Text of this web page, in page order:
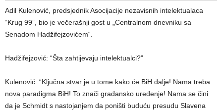
Adil Kulenović, predsjednik Asocijacije nezavisnih intelektualaca
“Krug 99”, bio je večerašnji gost u „Centralnom dnevniku sa
Senadom Hadžifejzovićem“.
Hadžifejzović: “Šta zahtijevaju intelektualci?”
Kulenović: “Ključna stvar je u tome kako će BiH dalje! Nama treba
nova paradigma BiH! To znači građansko uređenje! Nama se čini
da je Schmidt s nastojanjem da poništi buduću presudu Slavena